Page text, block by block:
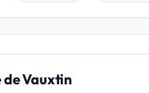
Vauxtin